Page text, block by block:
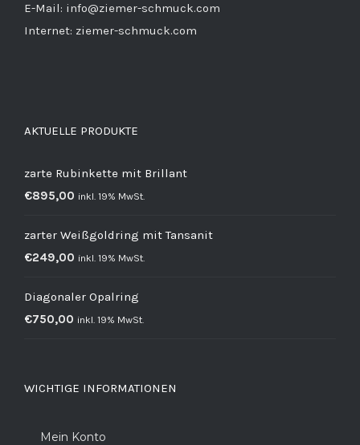
E-Mail: info@ziemer-schmuck.com
Internet: ziemer-schmuck.com
AKTUELLE PRODUKTE
zarte Rubinkette mit Brillant
€895,00 inkl. 19% MwSt.
zarter Weißgoldring mit Tansanit
€249,00 inkl. 19% MwSt.
Diagonaler Opalring
€750,00 inkl. 19% MwSt.
WICHTIGE INFORMATIONEN
Mein Konto